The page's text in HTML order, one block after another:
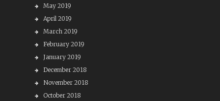
May 2019
April 2019
March 2019
February 2019
January 2019
December 2018
November 2018
October 2018